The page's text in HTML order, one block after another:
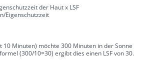
der Haut x LSF
Eigenschutzzeit
10 Minuten) möchte 300 Minuten in der Sonne
(300/10=30) ergibt dies einen LSF von 30.